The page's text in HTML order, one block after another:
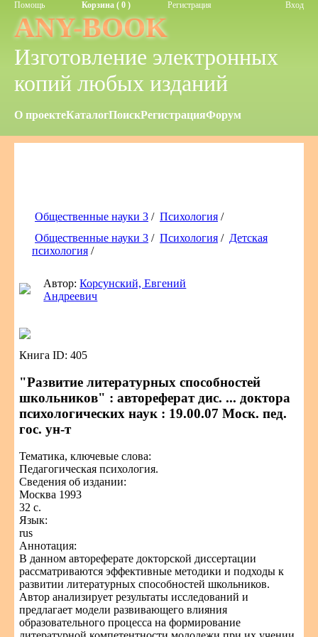
Помощь Корзина ( 0 ) Регистрация Вход
ANY-BOOK
Изготовление электронных
копий любых изданий
О проектеКаталогПоискРегистрацияФорум
Общественные науки 3 / Психология /
Общественные науки 3 / Психология / Детская
психология /
Автор:Корсунский, Евгений
Андреевич
Книга ID: 405
"Развитие литературных способностей
школьников" : автореферат дис. ... доктора
психологических наук : 19.00.07 Моск. пед.
гос. ун-т
Тематика, ключевые слова:
Педагогическая психология.
Сведения об издании:
Москва 1993
32 с.
Язык:
rus
Аннотация:
В данном автореферате докторской диссертации
рассматриваются эффективные методики и подходы к
развитии литературных способностей школьников.
Автор анализирует результаты исследований и
предлагает модели развивающего влияния
образовательного процесса на формирование